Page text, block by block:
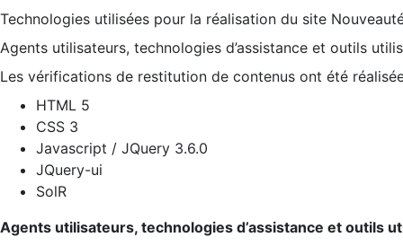
Technologies utilisées pour la réalisation du site
Agents utilisateurs, technologies d’assistance et outils
Les vérifications de restitution de contenus ont été
HTML 5
CSS 3
Javascript / JQuery 3.6.0
JQuery-ui
SolR
Agents utilisateurs, technologies d’assistance et outils